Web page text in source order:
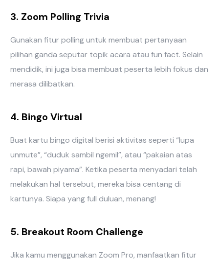
3. Zoom Polling Trivia
Gunakan fitur polling untuk membuat pertanyaan
pilihan ganda seputar topik acara atau fun fact. Selain
mendidik, ini juga bisa membuat peserta lebih fokus dan
merasa dilibatkan.
4. Bingo Virtual
Buat kartu bingo digital berisi aktivitas seperti “lupa
unmute”, “duduk sambil ngemil”, atau “pakaian atas
rapi, bawah piyama”. Ketika peserta menyadari telah
melakukan hal tersebut, mereka bisa centang di
kartunya. Siapa yang full duluan, menang!
5. Breakout Room Challenge
Jika kamu menggunakan Zoom Pro, manfaatkan fitur